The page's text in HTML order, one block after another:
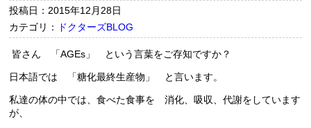
投稿日：2015年12月28日
カテゴリ：
ドクターズBLOG
皆さん 「AGEs」 という言葉をご存知ですか？
日本語では 「糖化最終生産物」 と言います。
私達の体の中では、食べた食事を 消化、吸収、代謝をしています
が、